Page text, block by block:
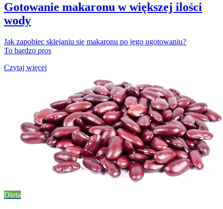
Gotowanie makaronu w większej ilości
wody
Jak zapobiec sklejaniu się makaronu po jego ugotowaniu?
To bardzo pros
Czytaj więcej
Dieta